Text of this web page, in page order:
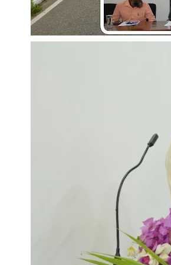
நினைவுப் பதக்கங்கள் மற்றும் சிறப்புப்
இலங்கை அஹ்திய்யா
தென்கிழக்குப் பல்கலைக்கழக ஊழியர்
சட்டத்தின் ஆட்சியே பொருளாதார